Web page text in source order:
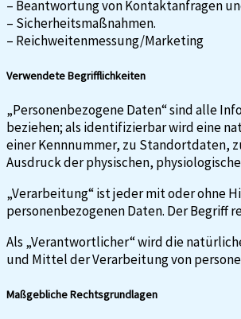
– Beantwortung von Kontaktanfragen
– Sicherheitsmaßnahmen.
– Reichweitenmessung/Marketing
Verwendete Begrifflichkeiten
„Personenbezogene Daten“ sind alle
beziehen; als identifizierbar wird eine
einer Kennnummer, zu Standortdaten,
Ausdruck der physischen,
„Verarbeitung“ ist jeder mit oder ohne
personenbezogenen Daten. Der Begriff
Als „Verantwortlicher“ wird die
und Mittel der Verarbeitung von
Maßgebliche Rechtsgrundlagen